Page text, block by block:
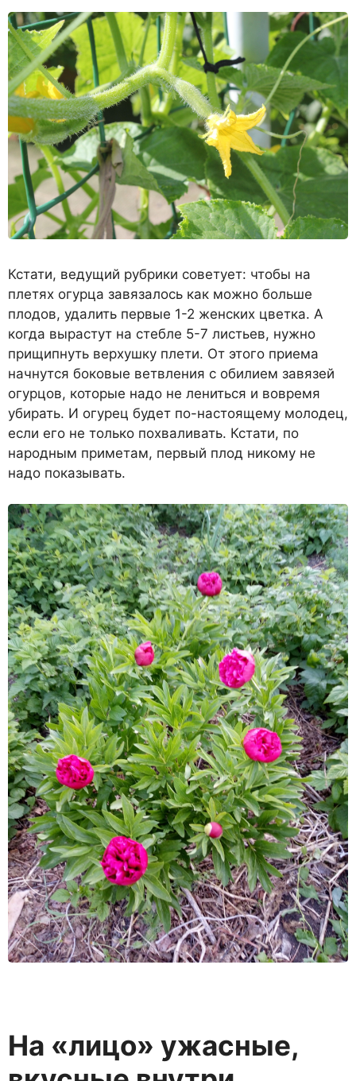
Кстати, ведущий рубрики советует: чтобы на
плетях огурца завязалось как можно больше
плодов, удалить первые 1-2 женских цветка. А
когда вырастут на стебле 5-7 листьев, нужно
прищипнуть верхушку плети. От этого приема
начнутся боковые ветвления с обилием завязей
огурцов, которые надо не лениться и вовремя
убирать. И огурец будет по-настоящему молодец,
если его не только похваливать. Кстати, по
народным приметам, первый плод никому не
надо показывать.
На «лицо» ужасные,